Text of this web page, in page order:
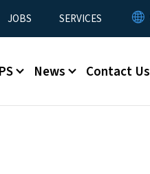
JOBS SERVICES
News Contact Us